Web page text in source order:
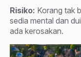
Risiko: Korang tak
sedia mental dan
ada kerosakan.